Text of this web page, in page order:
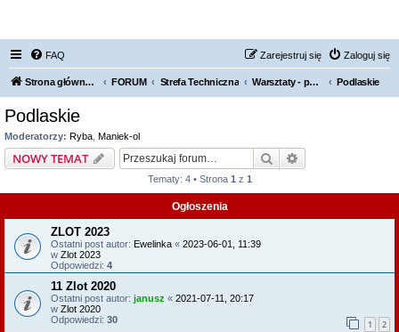
FAQ Zaloguj się
Zarejestruj się
Strona główna KLUBU FORUM Strefa Techniczna Warsztaty - polecamy, odradzamy Podlaskie
Podlaskie
Moderatorzy: Ryba Maniek-ol
NOWY TEMAT Szukaj
Tematy: 4 • Strona 1 z 1
Ogłoszenia
ZLOT 2023
Ostatni post autor: Ewelinka « 2023-06-01, 11:39
w Zlot 2023
Odpowiedzi: 4
11 Zlot 2020
Ostatni post autor: janusz « 2021-07-11, 20:17
w Zlot 2020
Odpowiedzi: 30 1 2